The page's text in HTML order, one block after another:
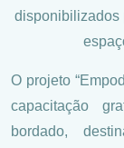
disponibilizados
O projeto
capacitação
bordado,